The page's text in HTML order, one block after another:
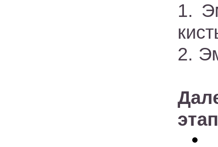
1.
2.